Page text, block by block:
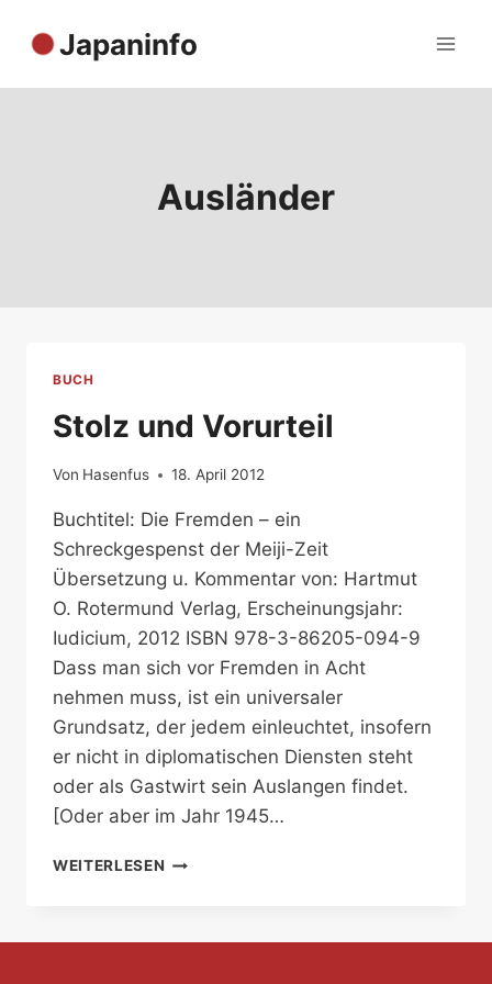
Inhalt
Japaninfo
Ausländer
BUCH
Stolz und Vorurteil
Von Hasenfus 18. April 2012
Buchtitel: Die Fremden – ein
Schreckgespenst der Meiji-Zeit
Übersetzung u. Kommentar von: Hartmut
O. Rotermund Verlag, Erscheinungsjahr:
Iudicium, 2012 ISBN 978-3-86205-094-9
Dass man sich vor Fremden in Acht
nehmen muss, ist ein universaler
Grundsatz, der jedem einleuchtet, insofern
er nicht in diplomatischen Diensten steht
oder als Gastwirt sein Auslangen findet.
[Oder aber im Jahr 1945…
WEITERLESEN STOLZ